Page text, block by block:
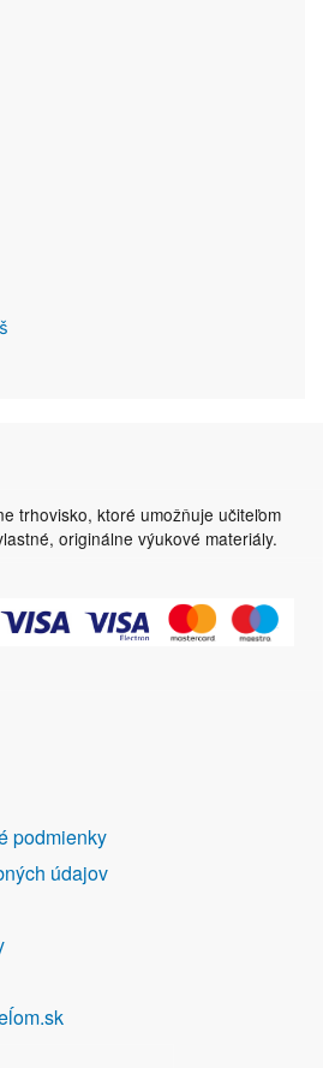
trhovisko, ktoré umožňuje učiteľom
originálne výukové materiály.
podmienky
údajov